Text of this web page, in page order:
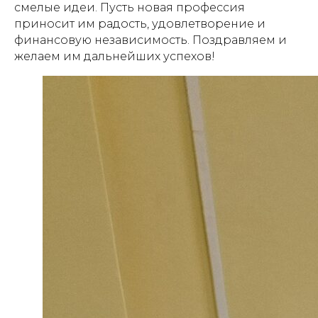
смелые идеи. Пусть новая профессия
приносит им радость, удовлетворение и
финансовую независимость. Поздравляем и
желаем им дальнейших успехов!